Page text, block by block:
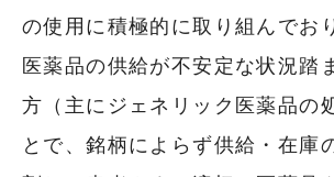
の使用に積極的に取り組んでお
医薬品の供給が不安定な状況踏
方（主にジェネリック医薬品の
とで、銘柄によらず供給・在庫